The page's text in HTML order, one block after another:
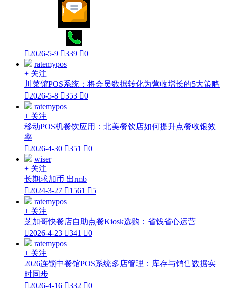
2026-5-9 339 0
ratemypos
+ 关注
川菜馆POS系统：将会员数据转化为营收增长的5大策略
2026-5-8 353 0
ratemypos
+ 关注
移动POS机餐饮应用：北美餐饮店如何提升点餐收银效
率
2026-4-30 351 0
wiser
+ 关注
长期求加币 出rmb
2024-3-27 1561 5
ratemypos
+ 关注
芝加哥快餐店自助点餐Kiosk选购：省钱省心运营
2026-4-23 341 0
ratemypos
+ 关注
2026连锁中餐馆POS系统多店管理：库存与销售数据实
时同步
2026-4-16 332 0